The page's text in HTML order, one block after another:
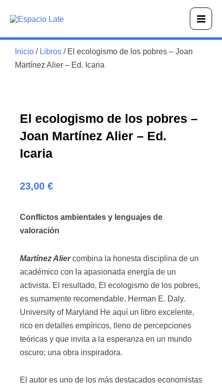
Main
Inicio / Libros / El ecologismo de los pobres – Joan
Martínez Alier – Ed. Icaria
El ecologismo de los pobres –
Joan Martínez Alier – Ed.
Icaria
23,00 €
Conflictos ambientales y lenguajes de
valoración
Martínez Aliercombina la honesta disciplina de un
académico con la apasionada energía de un
activista. El resultado, El ecologismo de los pobres,
es sumamente recomendable. Herman E. Daly.
University of Maryland He aquí un libro excelente,
rico en detalles empíricos, lleno de percepciones
teóricas y que invita a la esperanza en un mundo
oscuro; una obra inspiradora.
El autor es uno de los más destacados economistas